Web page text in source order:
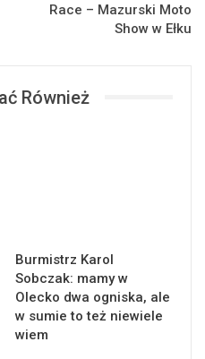
Race – Mazurski Moto
Show w Ełku
Również
Burmistrz Karol
Sobczak: mamy w
Olecko dwa ogniska, ale
w sumie to też niewiele
wiem